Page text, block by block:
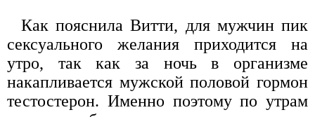
Как пояснила Витти, для мужчин пик
сексуального желания приходится на
утро, так как за ночь в организме
накапливается мужской половой гормон
тестостерон. Именно поэтому по утрам